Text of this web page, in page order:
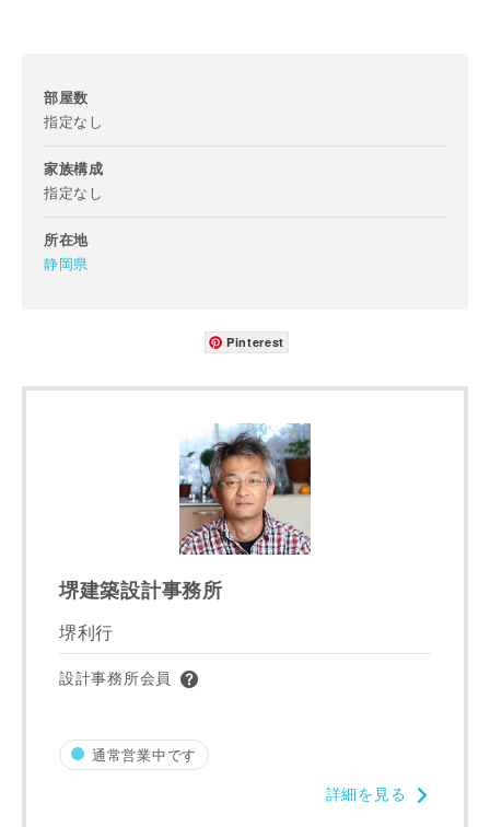
部屋数
指定なし
家族構成
指定なし
所在地
静岡県
Pinterest
堺建築設計事務所
堺利行
設計事務所会員
通常営業中です
詳細を見る
都道府県